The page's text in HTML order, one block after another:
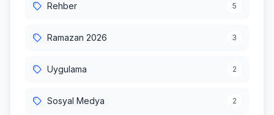
Rehber 5
Ramazan 2026 3
Uygulama 2
Sosyal Medya 2